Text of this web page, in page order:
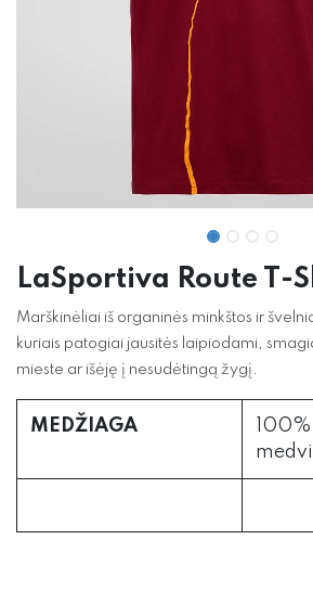
LaSportiva Route T-
Marškinėliai iš organinės minkštos ir
kuriais patogiai jausitės laipiodami,
mieste ar išėję į nesudėtingą žygį.
MEDŽIAGA